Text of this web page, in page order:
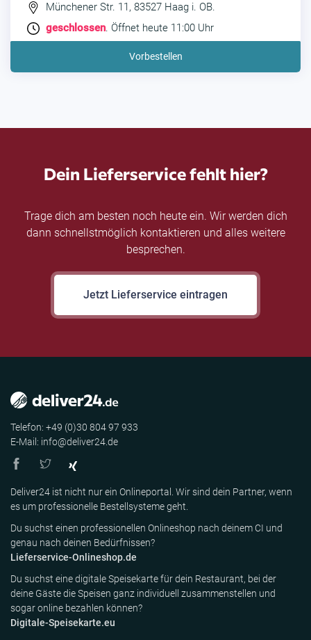
Münchener Str. 11, 83527 Haag i. OB.
geschlossen. Öffnet heute 11:00 Uhr
Vorbestellen
Dein Lieferservice fehlt hier?
Trage dich am besten noch heute ein. Wir werden dich
dann schnellstmöglich kontaktieren und alles weitere
besprechen.
Jetzt Lieferservice eintragen
Telefon: +49 (0)30 804 97 933
E-Mail: info@deliver24.de
Deliver24 ist nicht nur ein Onlineportal. Wir sind dein Partner, wenn
es um professionelle Bestellsysteme geht.
Du suchst einen professionellen Onlineshop nach deinem CI und
genau nach deinen Bedürfnissen?
Lieferservice-Onlineshop.de
Du suchst eine digitale Speisekarte für dein Restaurant, bei der
deine Gäste die Speisen ganz individuell zusammenstellen und
sogar online bezahlen können?
Digitale-Speisekarte.eu